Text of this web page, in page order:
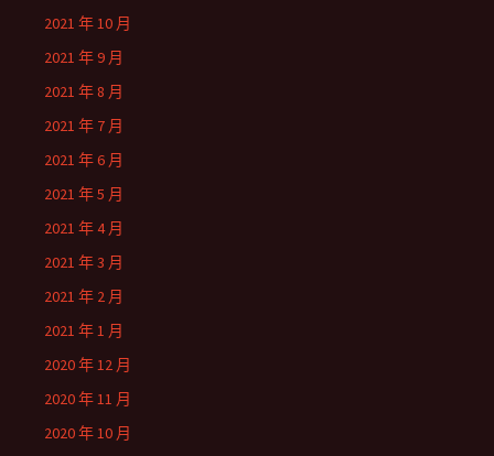
2021 年 10 月
2021 年 9 月
2021 年 8 月
2021 年 7 月
2021 年 6 月
2021 年 5 月
2021 年 4 月
2021 年 3 月
2021 年 2 月
2021 年 1 月
2020 年 12 月
2020 年 11 月
2020 年 10 月